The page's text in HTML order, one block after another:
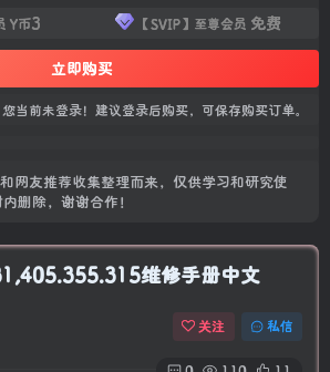
Y币3 【SVIP】至尊会员 免费
立即购买
您当前未登录！建议登录后购买，可保存购买订单。
网友推荐收集整理而来，仅供学习和研究使
删除，谢谢合作！
维修手册中文
关注 私信